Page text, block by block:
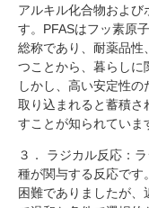
アルキル化合物およ
す。PFASはフッ素原
総称であり、耐薬品性
つことから、暮らしに
しかし、高い安定性
取り込まれると蓄積さ
すことが知られていま
３． ラジカル反応：
種が関与する反応です
困難でありましたが